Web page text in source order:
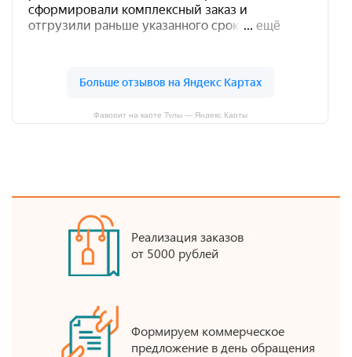
Фаворит на карте Тулы — Яндекс Карты
Реализация заказов
от 5000 рублей
Формируем коммерческое
предложение в день обращения